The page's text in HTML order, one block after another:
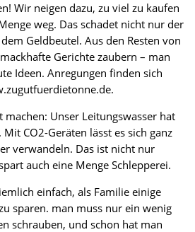
Wir neigen dazu, zu viel zu kaufen
weg. Das schadet nicht nur der
Geldbeutel. Aus den Resten von
Gerichte zaubern – man
Ideen. Anregungen finden sich
machen: Unser Leitungswasser hat
CO2-Geräten lässt es sich ganz
verwandeln. Das ist nicht nur
auch eine Menge Schlepperei.
einfach, als Familie einige
sparen. man muss nur ein wenig
schrauben, und schon hat man